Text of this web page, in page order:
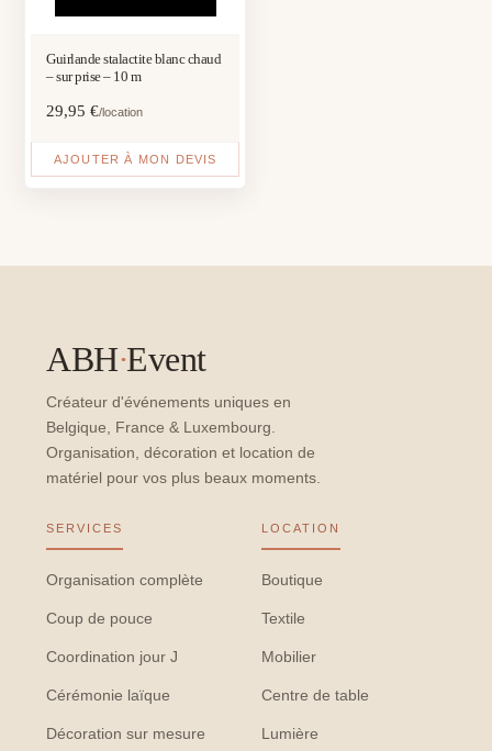
Guirlande stalactite blanc chaud
– sur prise – 10 m
29,95€/location
AJOUTER À MON DEVIS
ABH·Event
Créateur d'événements uniques en
Belgique, France & Luxembourg.
Organisation, décoration et location de
matériel pour vos plus beaux moments.
SERVICES
Organisation complète
Coup de pouce
Coordination jour J
Cérémonie laïque
Décoration sur mesure
LOCATION
Boutique
Textile
Mobilier
Centre de table
Lumière